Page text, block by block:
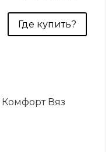
Где купить?
Вяз